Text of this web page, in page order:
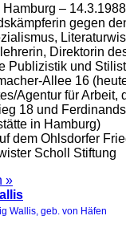
Hamburg –
gegen
Direktorin
Publizistik und
Allee 16
Agentur für Arbeit,
18 und
in Hamburg)
dem Ohlsdorfer
Scholl Stiftung
»
Wallis, geb. von Häfen